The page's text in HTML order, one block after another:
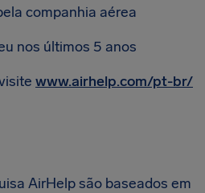
companhia aérea
nos últimos 5 anos
www.airhelp.com/pt-br/
AirHelp são baseados em